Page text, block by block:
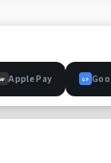
AP Apple Pay GP